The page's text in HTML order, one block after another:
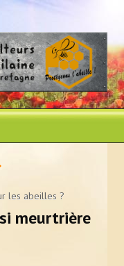
les abeilles ?
meurtrière